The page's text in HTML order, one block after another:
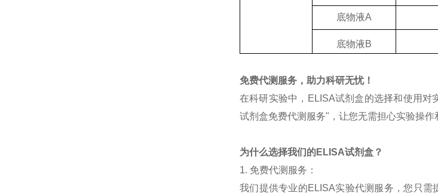
底物液A
底物液B
免费代测服务，助力科研无忧！
在科研实验中， ELISA试剂盒的选择和使用对
试剂盒免费代测服务"，让您无需担心实验操作
为什么选择我们的ELISA试剂盒？
1. 免费代测服务：
我们提供专业的ELISA实验代测服务，您只需